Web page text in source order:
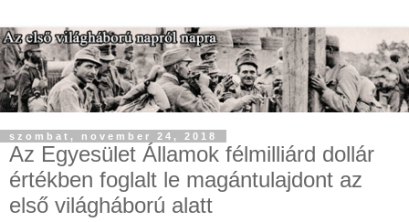
szombat, november 24, 2018
Az Egyesület Államok félmilliárd dollár
értékben foglalt le magántulajdont az
első világháború alatt